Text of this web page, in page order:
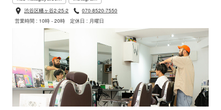
渋谷区幡ヶ谷2-25-2
070-8520-7550
営業時間 : 10時 - 20時
定休日 : 月曜日